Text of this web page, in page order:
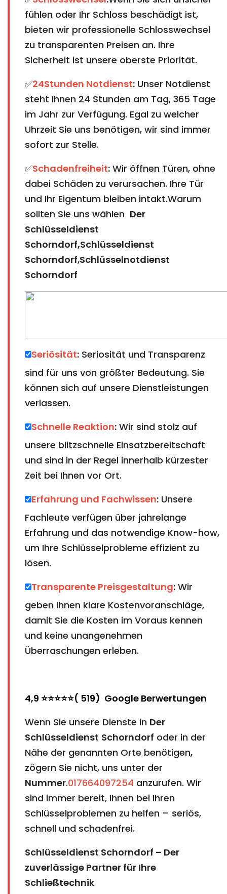
fühlen oder Ihr Schloss beschädigt ist,
bieten wir professionelle Schlosswechsel
zu transparenten Preisen an. Ihre
Sicherheit ist unsere oberste Priorität.
✅24Stunden Notdienst: Unser Notdienst
steht Ihnen 24 Stunden am Tag, 365 Tage
im Jahr zur Verfügung. Egal zu welcher
Uhrzeit Sie uns benötigen, wir sind immer
sofort zur Stelle.
✅Schadenfreiheit: Wir öffnen Türen, ohne
dabei Schäden zu verursachen. Ihre Tür
und Ihr Eigentum bleiben intakt.Warum
sollten Sie uns wählen Der
Schlüsseldienst
Schorndorf,Schlüsseldienst
Schorndorf,Schlüsselnotdienst
Schorndorf
Seriösität: Seriosität und Transparenz
sind für uns von größter Bedeutung. Sie
können sich auf unsere Dienstleistungen
verlassen.
Schnelle Reaktion: Wir sind stolz auf
unsere blitzschnelle Einsatzbereitschaft
und sind in der Regel innerhalb kürzester
Zeit bei Ihnen vor Ort.
Erfahrung und Fachwissen: Unsere
Fachleute verfügen über jahrelange
Erfahrung und das notwendige Know-how,
um Ihre Schlüsselprobleme effizient zu
lösen.
Transparente Preisgestaltung: Wir
geben Ihnen klare Kostenvoranschläge,
damit Sie die Kosten im Voraus kennen
und keine unangenehmen
Überraschungen erleben.
4,9 ⭐⭐⭐⭐⭐( 519) Google Berwertungen
Wenn Sie unsere Dienste in Der
Schlüsseldienst Schorndorf oder in der
Nähe der genannten Orte benötigen,
zögern Sie nicht, uns unter der
Nummer.017664097254 anzurufen. Wir
sind immer bereit, Ihnen bei Ihren
Schlüsselproblemen zu helfen – seriös,
schnell und schadenfrei.
Schlüsseldienst Schorndorf – Der
zuverlässige Partner für Ihre
Schließtechnik